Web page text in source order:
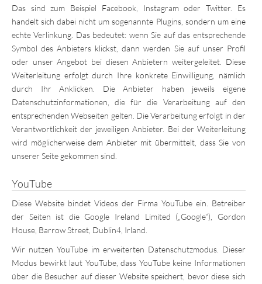
Das sind zum Beispiel Facebook, Instagram oder Twitter. Es
handelt sich dabei nicht um sogenannte Plugins, sondern um eine
echte Verlinkung. Das bedeutet: wenn Sie auf das entsprechende
Symbol des Anbieters klickst, dann werden Sie auf unser Profil
oder unser Angebot bei diesen Anbietern weitergeleitet. Diese
Weiterleitung erfolgt durch Ihre konkrete Einwilligung, nämlich
durch Ihr Anklicken. Die Anbieter haben jeweils eigene
Datenschutzinformationen, die für die Verarbeitung auf den
entsprechenden Webseiten gelten. Die Verarbeitung erfolgt in der
Verantwortlichkeit der jeweiligen Anbieter. Bei der Weiterleitung
wird möglicherweise dem Anbieter mit übermittelt, dass Sie von
unserer Seite gekommen sind.
YouTube
Diese Website bindet Videos der Firma YouTube ein. Betreiber
der Seiten ist die Google Ireland Limited („Google“), Gordon
House, Barrow Street, Dublin4, Irland.
Wir nutzen YouTube im erweiterten Datenschutzmodus. Dieser
Modus bewirkt laut YouTube, dass YouTube keine Informationen
über die Besucher auf dieser Website speichert, bevor diese sich